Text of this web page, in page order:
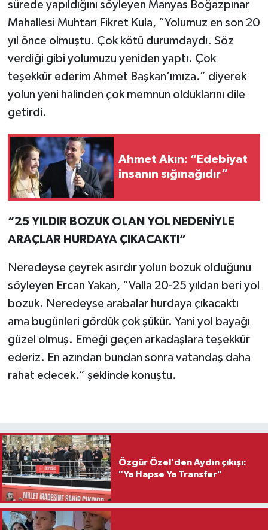
sürede yapıldığını söyleyen Manyas Boğazpınar
Mahallesi Muhtarı Fikret Kula, “Yolumuz en son 20
yıl önce olmuştu. Çok kötü durumdaydı. Söz
verdiği gibi yolumuzu yeniden yaptı. Çok
teşekkür ederim Ahmet Başkan’ımıza.” diyerek
yolun yeni halinden çok memnun olduklarını dile
getirdi.
Ahmet Akın: “Edebiyat
insanın sığınağıdır”
“25 YILDIR BOZUK OLAN YOL NEDENİYLE
ARAÇLAR HURDAYA ÇIKACAKTI”
Neredeyse çeyrek asırdır yolun bozuk olduğunu
söyleyen Ercan Yakan, “Valla 20-25 yıldan beri yol
bozuk. Neredeyse arabalar hurdaya çıkacaktı
ama bugünleri gördük çok şükür. Yani yol bayağı
güzel olmuş. Emeği geçen arkadaşlara teşekkür
ederiz. En azından bundan sonra vatandaş daha
rahat edecek.” şeklinde konuştu.
Özgür Özel’den Aydın çıkışı:
"Ya Hapse Ya Transfer"